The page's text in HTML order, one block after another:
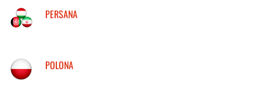
PERSANA
POLONA